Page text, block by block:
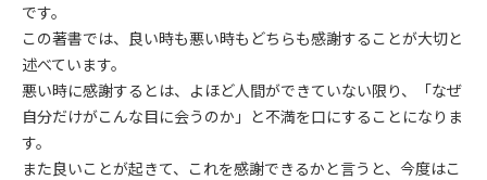
です。
この著書では、良い時も悪い時もどちらも感謝することが大切と
述べています。
悪い時に感謝するとは、よほど人間ができていない限り、「なぜ
自分だけがこんな目に会うのか」と不満を口にすることになりま
す。
また良いことが起きて、これを感謝できるかと言うと、今度はこ